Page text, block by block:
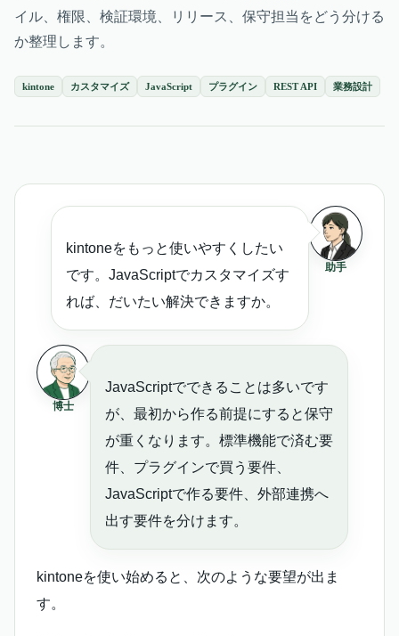
イル、権限、検証環境、リリース、保守担当をどう分ける
か整理します。
kintone カスタマイズ JavaScript プラグイン REST API 業務設計
助手
kintoneをもっと使いやすくしたい
です。JavaScriptでカスタマイズす
れば、だいたい解決できますか。
博士
JavaScriptでできることは多いです
が、最初から作る前提にすると保守
が重くなります。標準機能で済む要
件、プラグインで買う要件、
JavaScriptで作る要件、外部連携へ
出す要件を分けます。
kintoneを使い始めると、次のような要望が出ま
す。